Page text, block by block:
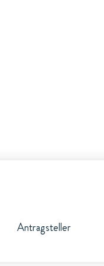
Antragsteller